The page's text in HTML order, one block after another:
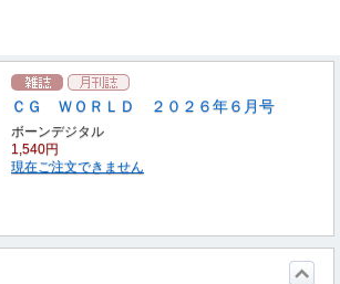
ＣＧ ＷＯＲＬＤ ２０２６年６月号
ボーンデジタル
1,540円
現在ご注文できません